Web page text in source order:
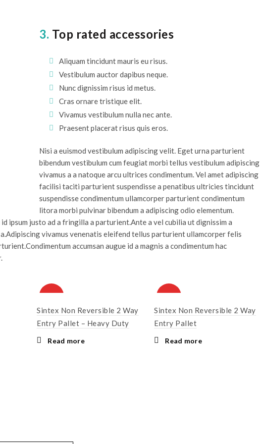
3. Top rated accessories
Aliquam tincidunt mauris eu risus.
Vestibulum auctor dapibus neque.
Nunc dignissim risus id metus.
Cras ornare tristique elit.
Vivamus vestibulum nulla nec ante.
Praesent placerat risus quis eros.
Nisi a euismod vestibulum adipiscing velit. Eget urna parturient
bibendum vestibulum cum feugiat morbi tellus vestibulum adipiscing
vivamus a a natoque arcu ultrices condimentum. Vel amet adipiscing
facilisi taciti parturient suspendisse a penatibus ultricies tincidunt
suspendisse condimentum ullamcorper parturient condimentum
litora morbi pulvinar bibendum a adipiscing odio elementum.
ipsum justo ad a fringilla a parturient.Ante a vel cubilia ut dignissim a
vivamus venenatis eleifend tellus parturient ullamcorper felis
accumsan augue id a magnis a condimentum hac
HOT
Sintex Non Reversible 2 Way
Entry Pallet – Heavy Duty
Read more
HOT
Sintex Non Reversible 2 Way
Entry Pallet
Read more